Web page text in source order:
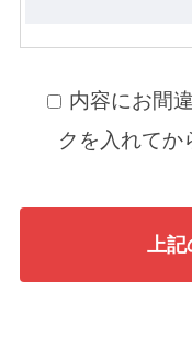
内容にお間
クを入れてか